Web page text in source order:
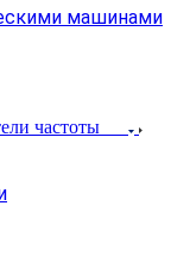
машинами
частоты